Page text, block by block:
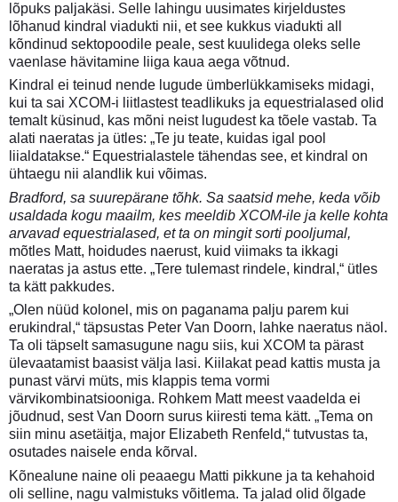
lõpuks paljakäsi. Selle lahingu uusimates kirjeldustes
lõhanud kindral viadukti nii, et see kukkus viadukti all
kõndinud sektopoodile peale, sest kuulidega oleks selle
vaenlase hävitamine liiga kaua aega võtnud.
Kindral ei teinud nende lugude ümberlükkamiseks midagi,
kui ta sai XCOM-i liitlastest teadlikuks ja equestrialased olid
temalt küsinud, kas mõni neist lugudest ka tõele vastab. Ta
alati naeratas ja ütles: „Te ju teate, kuidas igal pool
liialdatakse.“ Equestrialastele tähendas see, et kindral on
ühtaegu nii alandlik kui võimas.
Bradford, sa suurepärane tõhk. Sa saatsid mehe, keda võib
usaldada kogu maailm, kes meeldib XCOM-ile ja kelle kohta
arvavad equestrialased, et ta on mingit sorti pooljumal,
mõtles Matt, hoidudes naerust, kuid viimaks ta ikkagi
naeratas ja astus ette. „Tere tulemast rindele, kindral,“ ütles
ta kätt pakkudes.
„Olen nüüd kolonel, mis on paganama palju parem kui
erukindral,“ täpsustas Peter Van Doorn, lahke naeratus näol.
Ta oli täpselt samasugune nagu siis, kui XCOM ta pärast
ülevaatamist baasist välja lasi. Kiilakat pead kattis musta ja
punast värvi müts, mis klappis tema vormi
värvikombinatsiooniga. Rohkem Matt meest vaadelda ei
jõudnud, sest Van Doorn surus kiiresti tema kätt. „Tema on
siin minu asetäitja, major Elizabeth Renfeld,“ tutvustas ta,
osutades naisele enda kõrval.
Kõnealune naine oli peaaegu Matti pikkune ja ta kehahoid
oli selline, nagu valmistuks võitlema. Ta jalad olid õlgade